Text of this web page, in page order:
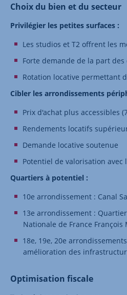
Choix du bien et du secteur
Privilégier les petites surfaces :
Les studios et T2 offrent les
Forte demande de la part
Rotation locative permettant
Cibler les arrondissements
Prix d'achat plus accessibles
Rendements locatifs
Demande locative soutenue
Potentiel de valorisation avec
Quartiers à potentiel :
10e arrondissement : Canal
13e arrondissement :
Nationale de France
18e, 19e, 20e
amélioration des
Optimisation fiscale